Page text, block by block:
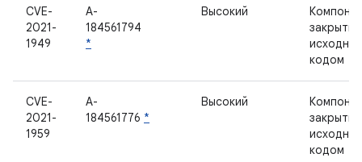
CVE-
2021-
1949
A-
184561794
*
Высокий
закрытым
кодом
CVE-
2021-
1959
A-
184561776 *
Высокий
закрытым
кодом